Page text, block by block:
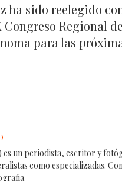
ha sido reelegido
Regional
para las
un periodista, escritor y
como especializadas.